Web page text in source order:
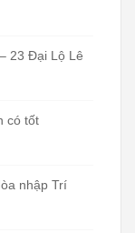
23 Đại Lộ Lê
có tốt
nhập Trí